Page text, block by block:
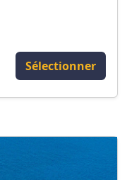
Sélectionner